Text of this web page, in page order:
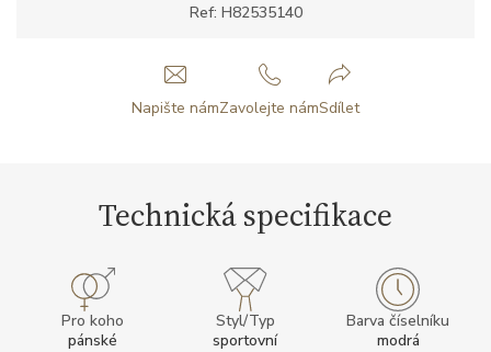
Ref: H82535140
Napište námZavolejte námSdílet
Technická specifikace
Pro koho
pánské
Styl/Typ
sportovní
Barva číselníku
modrá